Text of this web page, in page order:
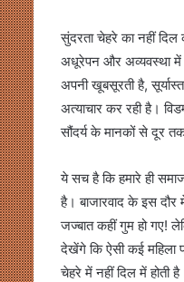
सुंदरता चेहरे का नहीं
अधूरेपन और अव्यवस्था में
अपनी खूबसूरती है,
अत्याचार कर रही है।
सौंदर्य के मानकों से दूर तक
ये सच है कि हमारे ही
है। बाजारवाद के इस
जज्बात कहीं गुम हो गए!
देखेंगे कि ऐसी कई महिला
चेहरे में नहीं दिल में